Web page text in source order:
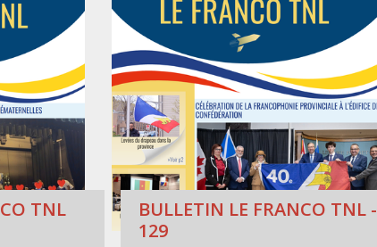
TNL
BULLETIN LE FRANCO TNL -
129